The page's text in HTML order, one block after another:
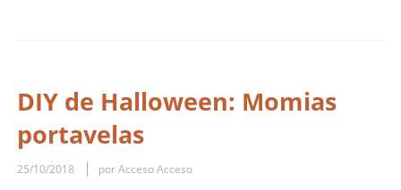
DIY de Halloween: Momias
portavelas
25/10/2018 por Acceso Acceso